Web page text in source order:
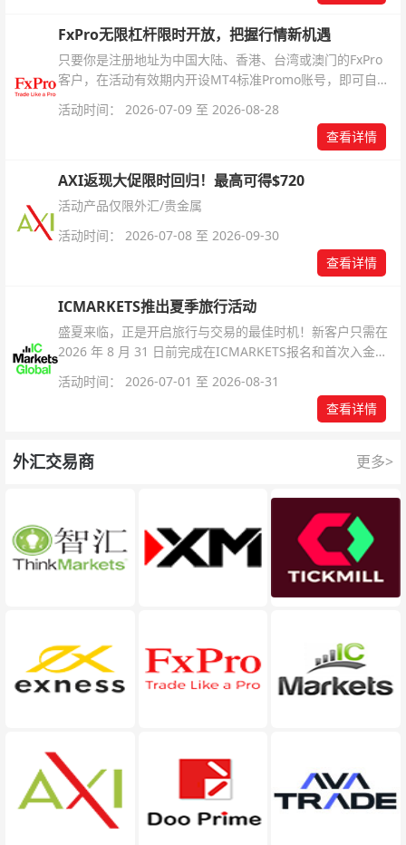
FxPro无限杠杆限时开放，把握行情新机遇
只要你是注册地址为中国大陆、香港、台湾或澳门的FxPro
客户，在活动有效期内开设MT4标准Promo账号，即可自动
活动时间： 2026-07-09 至 2026-08-28
查看详情
AXI返现大促限时回归！最高可得$720
活动产品仅限外汇/贵金属
活动时间： 2026-07-08 至 2026-09-30
查看详情
ICMARKETS推出夏季旅行活动
盛夏来临，正是开启旅行与交易的最佳时机！新客户只需在
2026 年 8 月 31 日前完成在ICMARKETS报名和首次入金即
活动时间： 2026-07-01 至 2026-08-31
查看详情
外汇交易商 更多>